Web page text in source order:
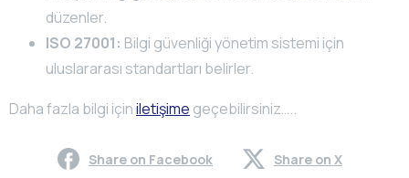
düzenler.
ISO 27001: Bilgi güvenliği yönetim sistemi için
uluslararası standartları belirler.
Daha fazla bilgi içiniletişime geçebilirsiniz…..
Share on Facebook Share on X